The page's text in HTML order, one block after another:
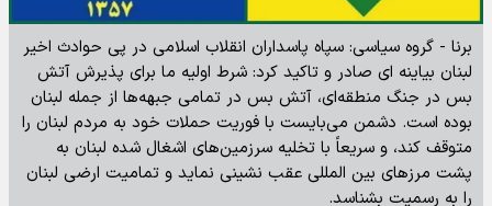
برنا - گروه سیاسی: سپاه پاسداران انقلاب اسلامی در پی حوادث اخیر
لبنان بیاینه ای صادر و تاکید کرد: شرط اولیه ما برای پذیرش آتش
بس در جنگ منطقه‌ای، آتش بس در تمامی جبهه‌ها از جمله لبنان
بوده است. دشمن می‌بایست با فوریت حملات خود به مردم لبنان را
متوقف کند، و سریعاً با تخلیه سرزمین‌های اشغال شده لبنان به
پشت مرزهای بین المللی عقب نشینی نماید و تمامیت ارضی لبنان
را به رسمیت بشناسد.